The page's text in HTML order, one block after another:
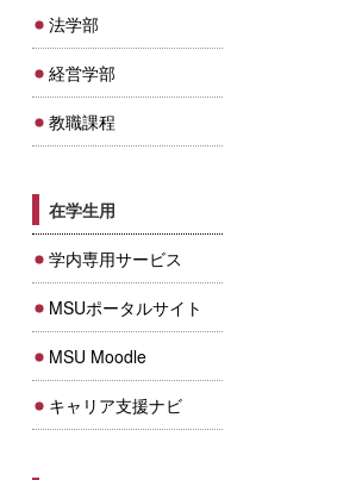
法学部
経営学部
教職課程
在学生用
学内専用サービス
MSUポータルサイト
MSU Moodle
キャリア支援ナビ